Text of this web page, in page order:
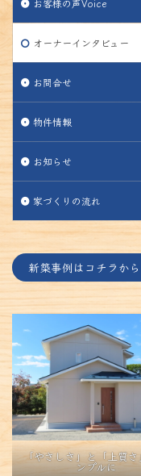
お客様の声Voice
オーナーインタビュー
お問合せ
物件情報
お知らせ
家づくりの流れ
新築事例はコチラか
「やさしさ」と「上質さ
ンプルに